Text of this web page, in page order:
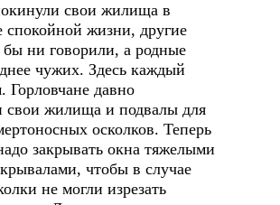
свои жилища в
спокойной жизни, другие
бы ни говорили, а родные
чужих. Здесь каждый
Горловчане давно
свои жилища и подвалы для
осколков. Теперь
закрывать окна тяжелыми
чтобы в случае
не могли изрезать